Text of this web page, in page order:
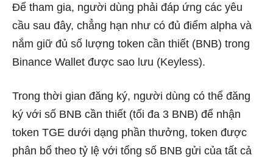
Để tham gia, người dùng phải đáp ứng các yêu
cầu sau đây, chẳng hạn như có đủ điểm alpha và
nắm giữ đủ số lượng token cần thiết (BNB) trong
Binance Wallet được sao lưu (Keyless).
Trong thời gian đăng ký, người dùng có thể đăng
ký với số BNB cần thiết (tối đa 3 BNB) để nhận
token TGE dưới dạng phần thưởng, token được
phân bổ theo tỷ lệ với tổng số BNB gửi của tất cả